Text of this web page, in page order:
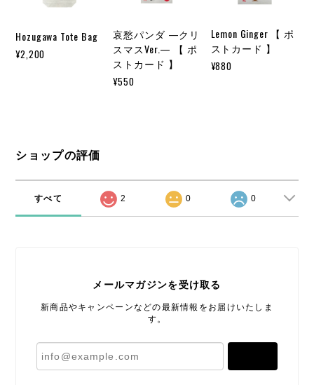
Hozugawa Tote Bag
¥2,200
哀愁パンダ —クリ
スマスVer.— 【 ポ
ストカード 】
¥550
Lemon Ginger 【 ポ
ストカード 】
¥880
ショップの評価
すべて 2 0 0
メールマガジンを受け取る
新商品やキャンペーンなどの最新情報をお届けいたしま
す。